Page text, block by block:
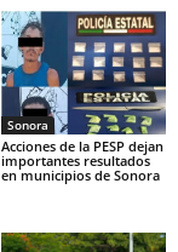
Sonora
Acciones de la PESP dejan
importantes resultados
en municipios de Sonora